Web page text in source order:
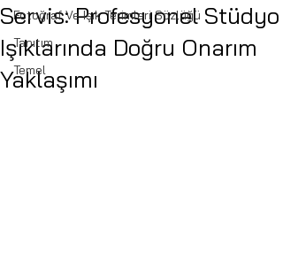
Fotoğraf Ve Işık Terimleri Sözlüğü
Tanıtım
Temel
Servis: Profesyonel Stüdyo
Işıklarında Doğru Onarım
Yaklaşımı